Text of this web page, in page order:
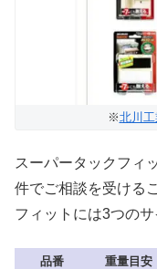
※北川
スーパータックフィ
件でご相談を受ける
フィットには3つの
品番 重量目安